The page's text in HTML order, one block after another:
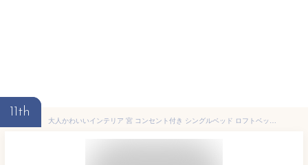
11th
大人かわいいインテリア 宮 コンセント付き シングルベッド ロフトベッド ハイタイプ ミドルタイプ 子供用 大人用 はしご 梯子 寮 民泊 シェアハウス 社宅 パイプベッド ベット 一人暮らし